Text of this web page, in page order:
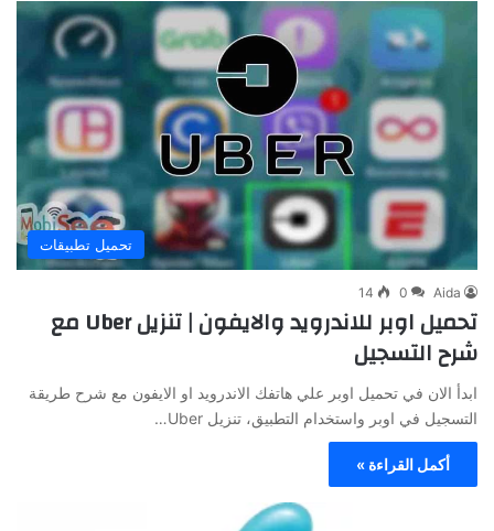
تحميل تطبيقات
Aida
0
14
تحميل اوبر للاندرويد والايفون | تنزيل Uber مع
شرح التسجيل
ابدأ الان في تحميل اوبر علي هاتفك الاندرويد او الايفون مع شرح طريقة
التسجيل في اوبر واستخدام التطبيق، تنزيل Uber…
أكمل القراءة »